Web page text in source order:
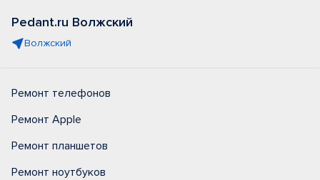
Pedant.ru Волжский
Волжский
Ремонт телефонов
Ремонт Apple
Ремонт планшетов
Ремонт ноутбуков